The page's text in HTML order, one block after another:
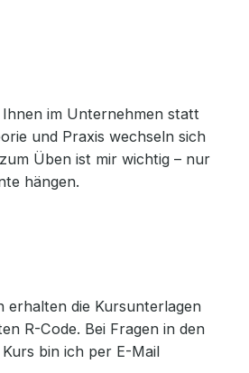
im Unternehmen statt
und Praxis wechseln sich
Üben ist mir wichtig – nur
hängen.
erhalten die Kursunterlagen
R-Code. Bei Fragen in den
bin ich per E-Mail